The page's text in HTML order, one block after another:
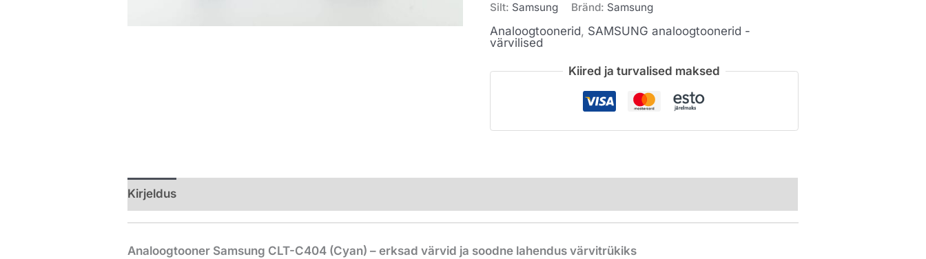
Silt: Samsung Bränd: Samsung
Analoogtoonerid, SAMSUNG analoogtoonerid -
värvilised
Kiired ja turvalised maksed
Kirjeldus
Analoogtooner Samsung CLT-C404 (Cyan) – erksad värvid ja soodne lahendus värvitrükiks